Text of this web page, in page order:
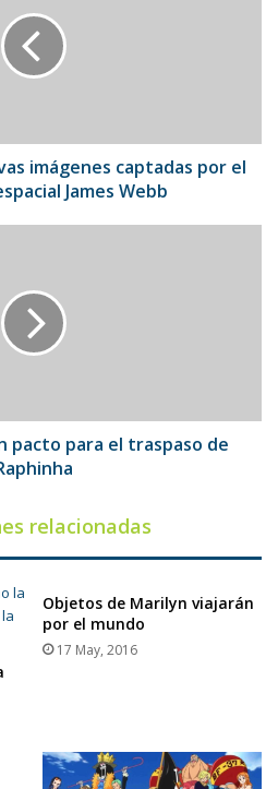
imágenes captadas por el
James Webb
pacto para el traspaso de
relacionadas
Objetos de Marilyn viajarán
por el mundo
17 May, 2016